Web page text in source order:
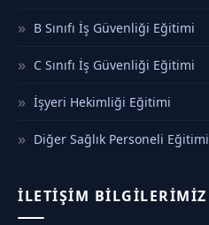
B Sınıfı İş Güvenliği Eğitimi
C Sınıfı İş Güvenliği Eğitimi
İşyeri Hekimliği Eğitimi
Diğer Sağlık Personeli Eğitimi
İLETIŞIM BILGILERIMIZ